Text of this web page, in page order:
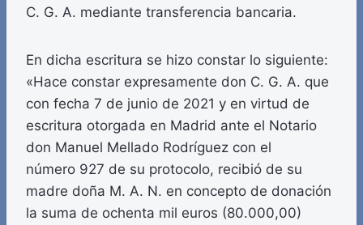
C. G. A. mediante transferencia bancaria.
En dicha escritura se hizo constar lo siguiente:
«Hace constar expresamente don C. G. A. que
con fecha 7 de junio de 2021 y en virtud de
escritura otorgada en Madrid ante el Notario
don Manuel Mellado Rodríguez con el
número 927 de su protocolo, recibió de su
madre doña M. A. N. en concepto de donación
la suma de ochenta mil euros (80.000,00)